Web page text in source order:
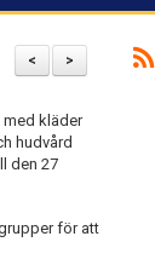
>
<
med kläder
hudvård
den 27
för att